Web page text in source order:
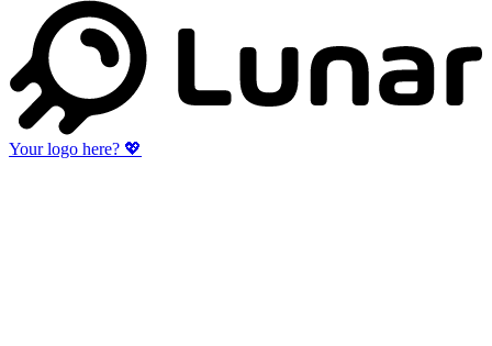
Your logo here? 💖